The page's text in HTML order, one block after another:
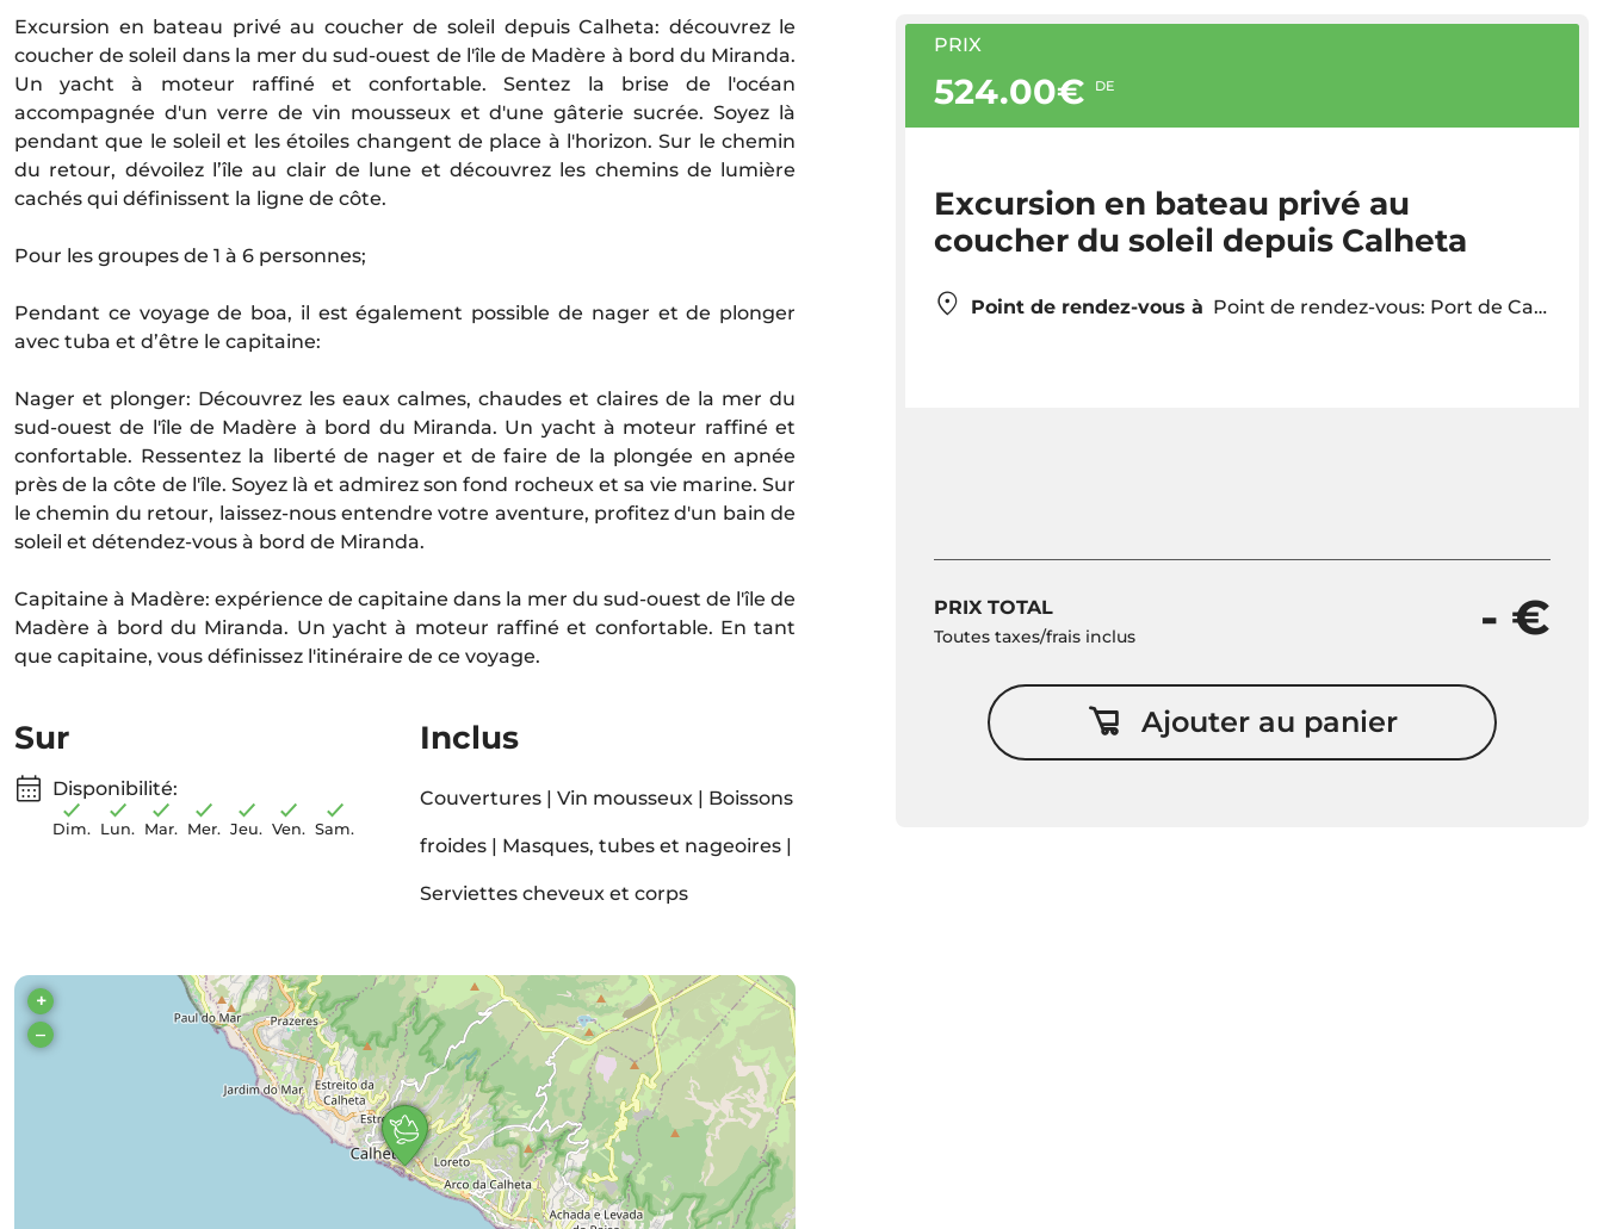
Excursion en bateau privé au coucher de soleil depuis Calheta: découvrez le
coucher de soleil dans la mer du sud-ouest de l'île de Madère à bord du Miranda.
Un yacht à moteur raffiné et confortable. Sentez la brise de l'océan
accompagnée d'un verre de vin mousseux et d'une gâterie sucrée. Soyez là
pendant que le soleil et les étoiles changent de place à l'horizon. Sur le chemin
du retour, dévoilez l’île au clair de lune et découvrez les chemins de lumière
cachés qui définissent la ligne de côte.
Pour les groupes de 1 à 6 personnes;
Pendant ce voyage de boa, il est également possible de nager et de plonger
avec tuba et d’être le capitaine:
Nager et plonger: Découvrez les eaux calmes, chaudes et claires de la mer du
sud-ouest de l'île de Madère à bord du Miranda. Un yacht à moteur raffiné et
confortable. Ressentez la liberté de nager et de faire de la plongée en apnée
près de la côte de l'île. Soyez là et admirez son fond rocheux et sa vie marine. Sur
le chemin du retour, laissez-nous entendre votre aventure, profitez d'un bain de
soleil et détendez-vous à bord de Miranda.
Capitaine à Madère: expérience de capitaine dans la mer du sud-ouest de l'île de
Madère à bord du Miranda. Un yacht à moteur raffiné et confortable. En tant
que capitaine, vous définissez l'itinéraire de ce voyage.
Sur
Disponibilité:
Dim. Lun. Mar. Mer. Jeu. Ven. Sam.
Inclus
Couvertures | Vin mousseux | Boissons
froides | Masques, tubes et nageoires |
Serviettes cheveux et corps
+
–
PRIX
524.00€ DE
Excursion en bateau privé au
coucher du soleil depuis Calheta
Point de rendez-vous à Point de rendez-vous: Port de Calheta - Bureau On Tales
PRIX TOTAL
Toutes taxes/frais inclus - €
Ajouter au panier